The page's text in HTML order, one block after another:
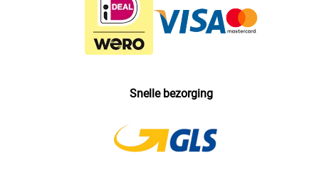
Snelle bezorging